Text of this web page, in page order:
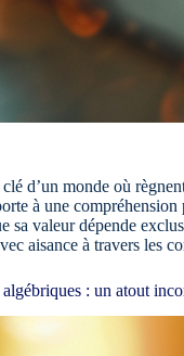
d’un monde où
à une
sa valeur dépende
aisance à travers les
: un atout